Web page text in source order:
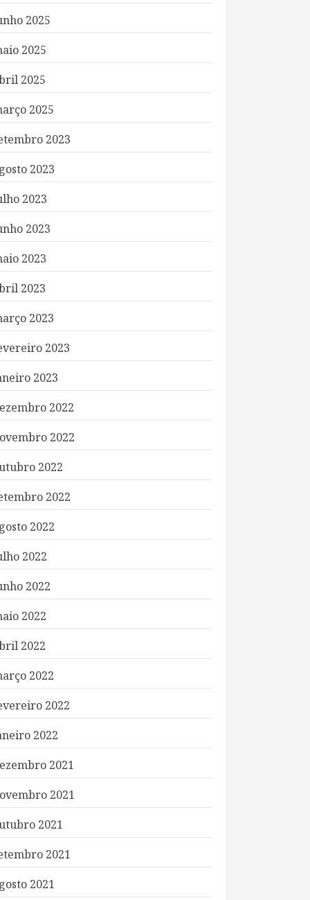
2025
2025
2025
2025
2023
2023
2023
2023
2023
2023
2023
2023
2023
2022
2022
2022
2022
2022
2022
2022
2022
2022
2022
2022
2022
2021
2021
2021
2021
2021